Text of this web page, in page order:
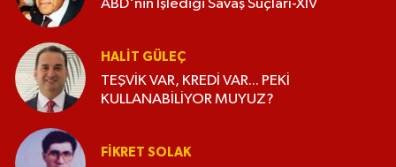
ABD'nin İşlediği Savaş Suçları-XIV
HALIT GÜLEÇ
TEŞVİK VAR, KREDİ VAR... PEKİ
KULLANABİLİYOR MUYUZ?
FIKRET SOLAK